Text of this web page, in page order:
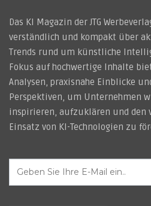
Das KI Magazin der JTG
verständlich und kompakt über
Trends rund um künstliche
Fokus auf hochwertige Inhalte
Analysen, praxisnahe Einblicke
Perspektiven, um Unternehmen
inspirieren, aufzuklären und den
Einsatz von KI-Technologien zu